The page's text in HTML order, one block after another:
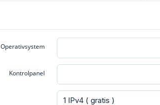
Operativsystem
Kontrolpanel